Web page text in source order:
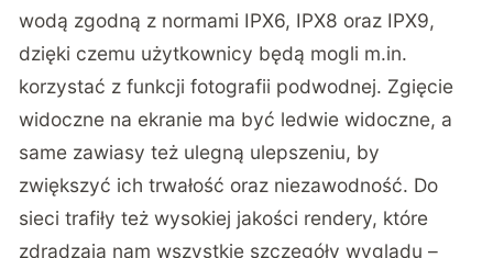
wodą zgodną z normami IPX6, IPX8 oraz IPX9,
dzięki czemu użytkownicy będą mogli m.in.
korzystać z funkcji fotografii podwodnej. Zgięcie
widoczne na ekranie ma być ledwie widoczne, a
same zawiasy też ulegną ulepszeniu, by
zwiększyć ich trwałość oraz niezawodność. Do
sieci trafiły też wysokiej jakości rendery, które
zdradzają nam wszystkie szczegóły wyglądu –